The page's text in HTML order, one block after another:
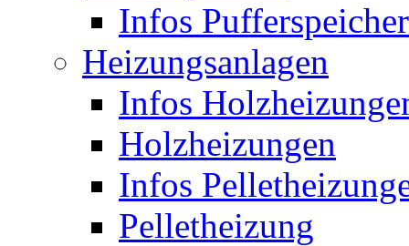
Infos Pufferspeicher
Heizungsanlagen
Infos
Holzheizungen
Infos
Pelletheizung